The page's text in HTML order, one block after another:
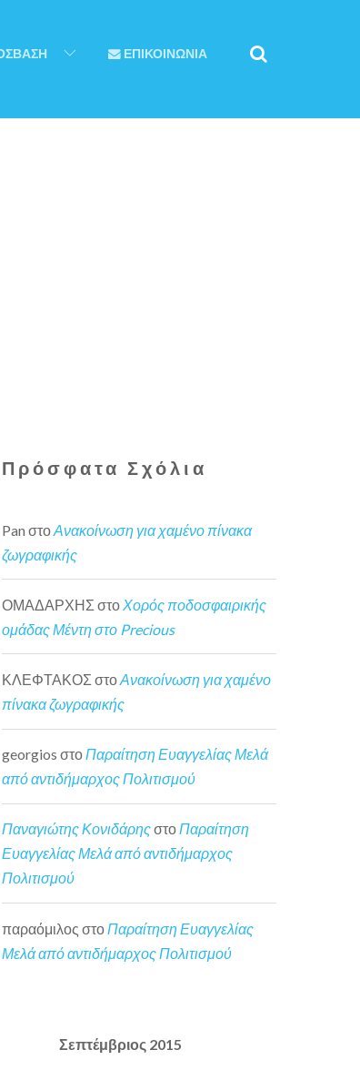
ΕΠΙΚΟΙΝΩΝΙΑ
Πρόσφατα Σχόλια
Pan στοΑνακοίνωση για χαμένο πίνακα
ζωγραφικής
ΟΜΑΔΑΡΧΗΣ στο Χορός ποδοσφαιρικής
ομάδας Μέντη στο Precious
ΚΛΕΦΤΑΚΟΣ στοΑνακοίνωση για χαμένο
πίνακα ζωγραφικής
georgios στοΠαραίτηση Ευαγγελίας Μελά
από αντιδήμαρχος Πολιτισμού
Παναγιώτης ΚονιδάρηςστοΠαραίτηση
Ευαγγελίας Μελά από αντιδήμαρχος
Πολιτισμού
παραόμιλος στο Παραίτηση Ευαγγελίας
Μελά από αντιδήμαρχος Πολιτισμού
Σεπτέμβριος 2015